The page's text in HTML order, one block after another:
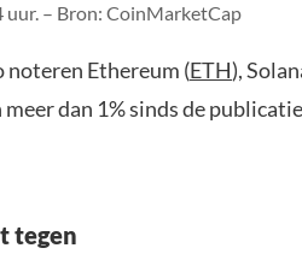
uur. – Bron: CoinMarketCap
noteren Ethereum (ETH),
dan 1% sinds de
tegen